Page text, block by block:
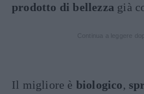
prodotto di bellezza già
Il migliore è biologico,